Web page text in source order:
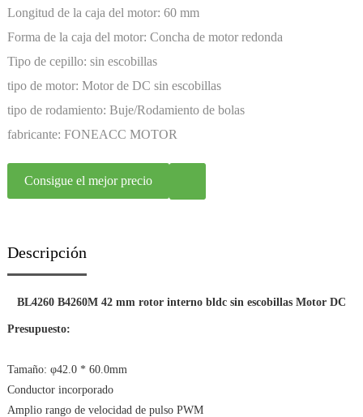
Longitud de la caja del motor: 60 mm
Forma de la caja del motor: Concha de motor redonda
Tipo de cepillo: sin escobillas
tipo de motor: Motor de DC sin escobillas
tipo de rodamiento: Buje/Rodamiento de bolas
fabricante: FONEACC MOTOR
Consigue el mejor precio
Descripción
BL4260 B4260M 42 mm rotor interno bldc sin escobillas Motor DC
Presupuesto:
Tamaño: φ42.0 * 60.0mm
Conductor incorporado
Amplio rango de velocidad de pulso PWM